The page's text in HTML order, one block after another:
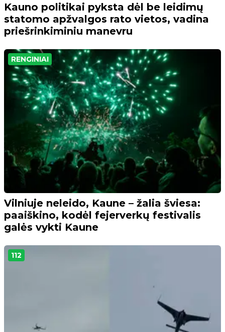
Kauno politikai pyksta dėl be leidimų
statomo apžvalgos rato vietos, vadina
priešrinkiminiu manevru
RENGINIAI
Vilniuje neleido, Kaune – žalia šviesa:
paaiškino, kodėl fejerverkų festivalis
galės vykti Kaune
112